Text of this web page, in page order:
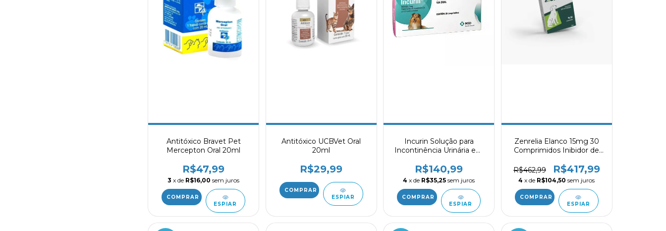
Antitóxico Bravet Pet
Mercepton Oral 20ml
R$47,99
3 x de R$16,00 sem juros
ESPIAR
Antitóxico UCBVet Oral
20ml
R$29,99
ESPIAR
Incurin Solução para
Incontinência Urinária em
R$140,99
4 x de R$35,25 sem juros
ESPIAR
Zenrelia Elanco 15mg 30
Comprimidos Inibidor de
R$462,99
R$417,99
4 x de R$104,50 sem juros
ESPIAR